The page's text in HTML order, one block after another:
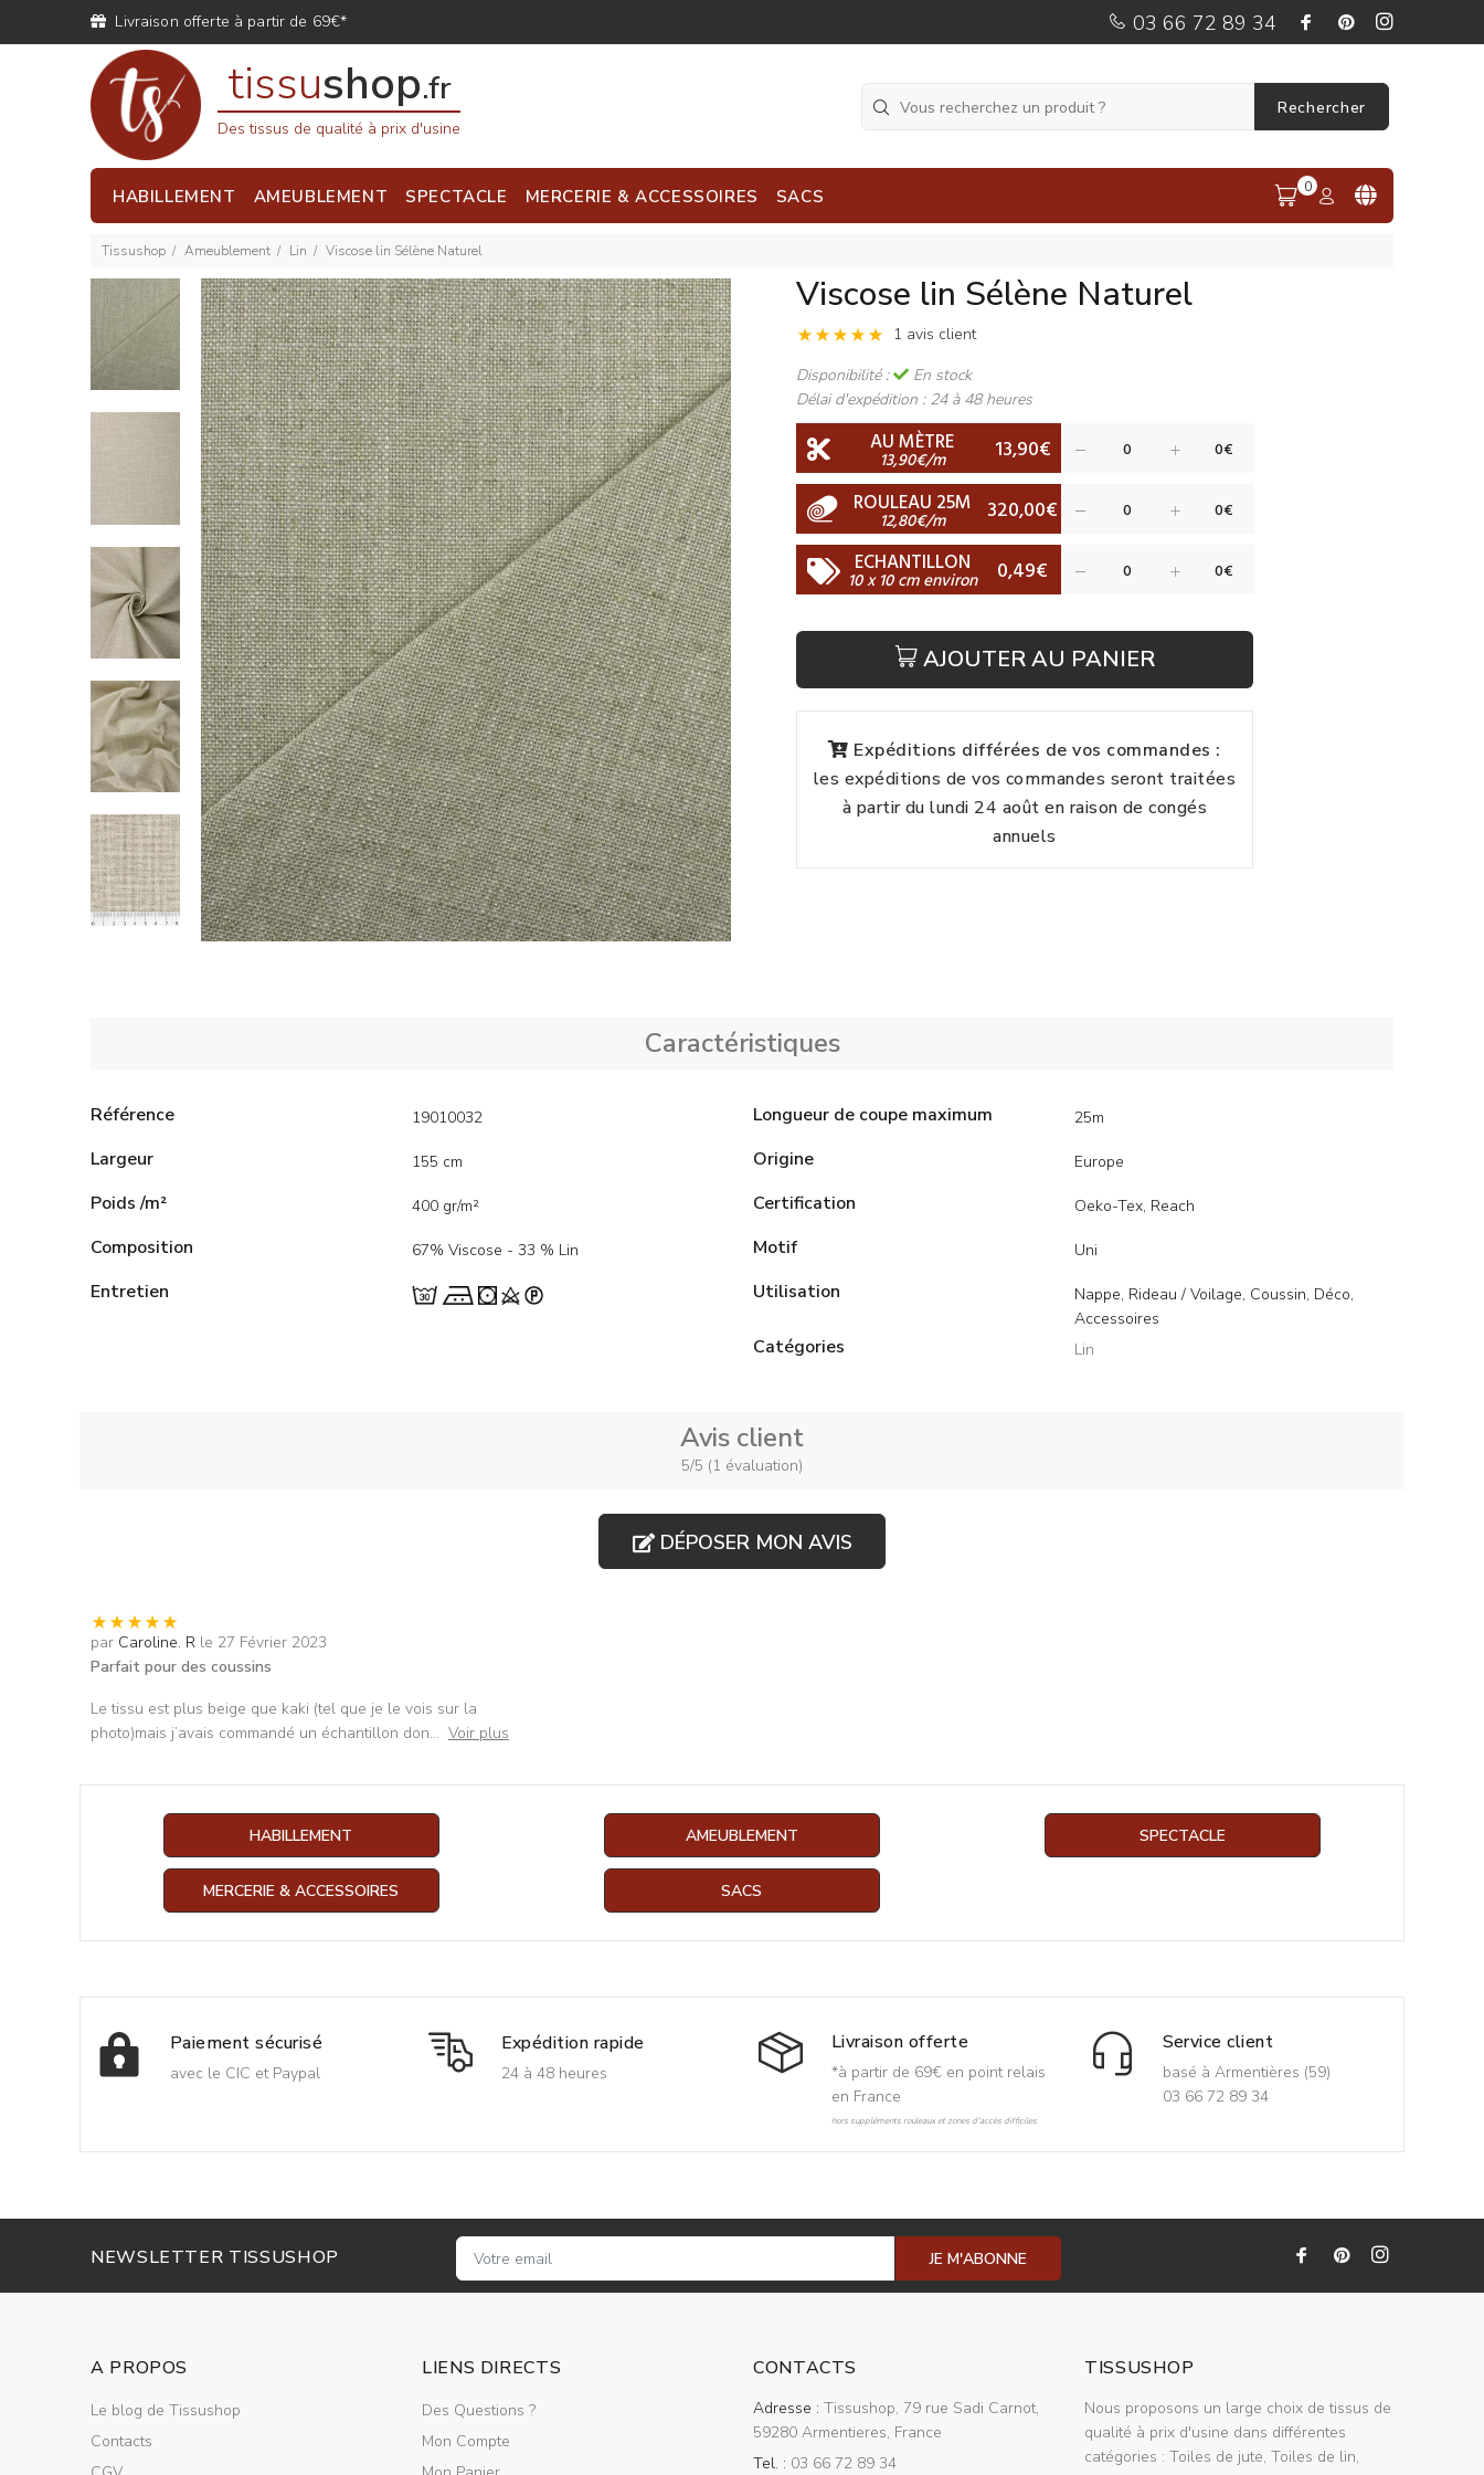
Livraison offerte à partir de 69€* 03 66 72 89 34
tissushop.fr
Des tissus de qualité à prix d'usine
Rechercher
HABILLEMENT AMEUBLEMENT SPECTACLE MERCERIE & ACCESSOIRES SACS 0
Tissushop Ameublement Lin Viscose lin Sélène Naturel
Viscose lin Sélène Naturel
1 avis client
Disponibilité :
En stock
Délai d'expédition : 24 à 48 heures
AU MÈTRE
13,90€/m 13,90€
ROULEAU 25M
12,80€/m 320,00€
ECHANTILLON
10 x 10 cm environ 0,49€
AJOUTER AU PANIER
Expéditions différées de vos commandes :
les expéditions de vos commandes seront traitées
à partir du lundi 24 août en raison de congés
annuels
Caractéristiques
Référence 19010032
Largeur 155 cm
Poids /m² 400 gr/m²
Composition 67% Viscose - 33 % Lin
Entretien
Longueur de coupe maximum 25m
Origine Europe
Certification Oeko-Tex, Reach
Motif Uni
Utilisation
Nappe, Rideau / Voilage, Coussin, Déco,
Accessoires
Catégories Lin
Avis client
5/5 (1 évaluation)
DÉPOSER MON AVIS
par Caroline. R le 27 Février 2023
Parfait pour des coussins
Le tissu est plus beige que kaki (tel que je le vois sur la
photo)mais j’avais commandé un échantillon don... Voir plus
HABILLEMENT AMEUBLEMENT SPECTACLE
MERCERIE & ACCESSOIRES SACS
Paiement sécurisé
avec le CIC et Paypal
Expédition rapide
24 à 48 heures
Livraison offerte
*à partir de 69€ en point relais
en France
hors suppléments rouleaux et zones d'accès difficiles
Service client
basé à Armentières (59)
03 66 72 89 34
NEWSLETTER TISSUSHOP JE M'ABONNE
A PROPOS
Le blog de Tissushop
Contacts
LIENS DIRECTS
Des Questions ?
Mon Compte
CONTACTS
Adresse : Tissushop, 79 rue Sadi Carnot,
59280 Armentieres, France
Tel. : 03 66 72 89 34
TISSUSHOP
Nous proposons un large choix de tissus de
qualité à prix d'usine dans différentes
catégories : Toiles de jute, Toiles de lin,